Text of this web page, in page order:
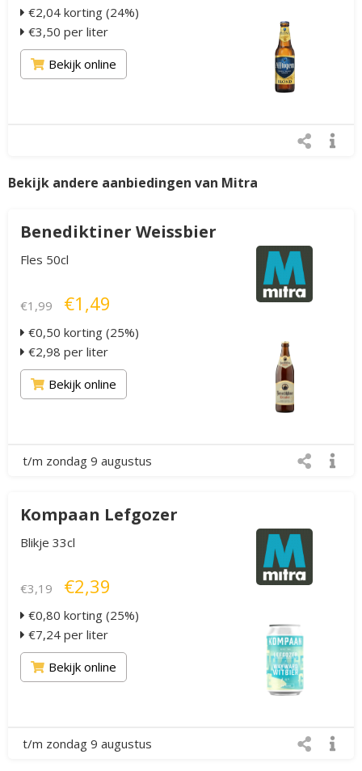
€2,04 korting (24%)
€3,50 per liter
Bekijk online
Bekijk andere aanbiedingen van Mitra
Benediktiner Weissbier
Fles 50cl
€1,99 €1,49
€0,50 korting (25%)
€2,98 per liter
Bekijk online
t/m zondag 9 augustus
Kompaan Lefgozer
Blikje 33cl
€3,19 €2,39
€0,80 korting (25%)
€7,24 per liter
Bekijk online
t/m zondag 9 augustus